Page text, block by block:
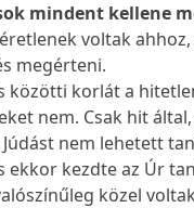
mindent kellene
voltak
megérteni.
közötti korlát a
nem. Csak hit
nem lehetett
ekkor kezdte az Úr
közel